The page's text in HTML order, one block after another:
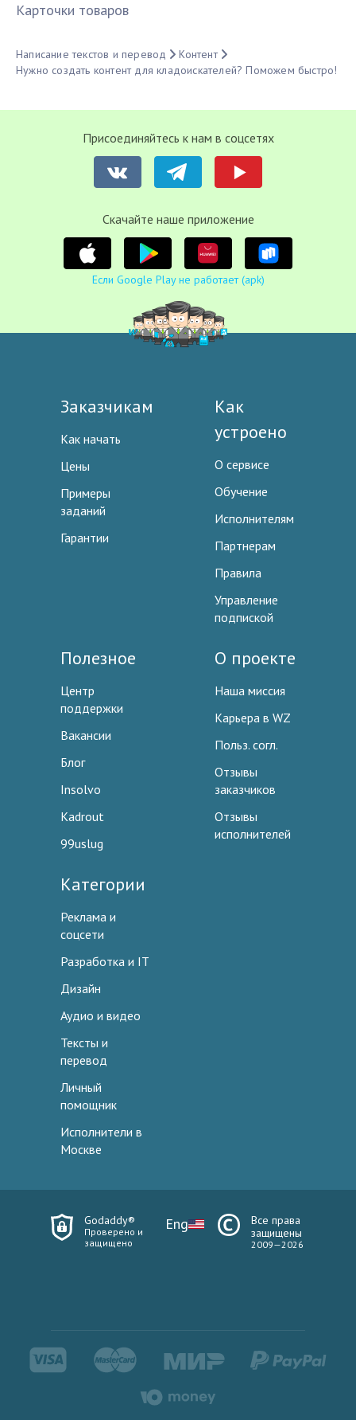
Карточки товаров
Написание текстов и перевод
Контент
Нужно создать контент для кладоискателей? Поможем быстро!
Присоединяйтесь к нам в соцсетях
Cкачайте наше приложение
Если Google Play не работает (apk)
Заказчикам
Как начать
Цены
Примеры
заданий
Гарантии
Как
устроено
О сервисе
Обучение
Исполнителям
Партнерам
Правила
Управление
подпиской
Полезное
Центр
поддержки
Вакансии
Блог
Insolvo
Kadrout
99uslug
О проекте
Наша миссия
Карьера в WZ
Польз. согл.
Отзывы
заказчиков
Отзывы
исполнителей
Категории
Реклама и
соцсети
Разработка и IT
Дизайн
Аудио и видео
Тексты и
перевод
Личный
помощник
Исполнители в
Москве
Godaddy®
Проверено и
защищено
Eng
Все права
защищены
2009—2026